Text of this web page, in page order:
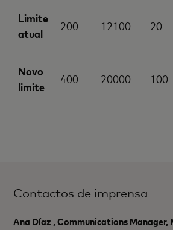
Limite
atual
200 12100 20
Novo
limite
400 20000 100
Contactos de imprensa
Ana Díaz , Communications Manager,